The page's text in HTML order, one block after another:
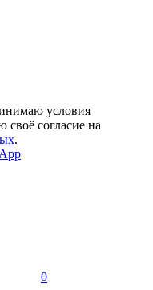
условия
своё согласие на
.
0